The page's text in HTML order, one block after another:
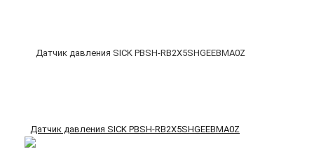
Датчик давления SICK PBSH-RB2X5SHGEEBMA0Z